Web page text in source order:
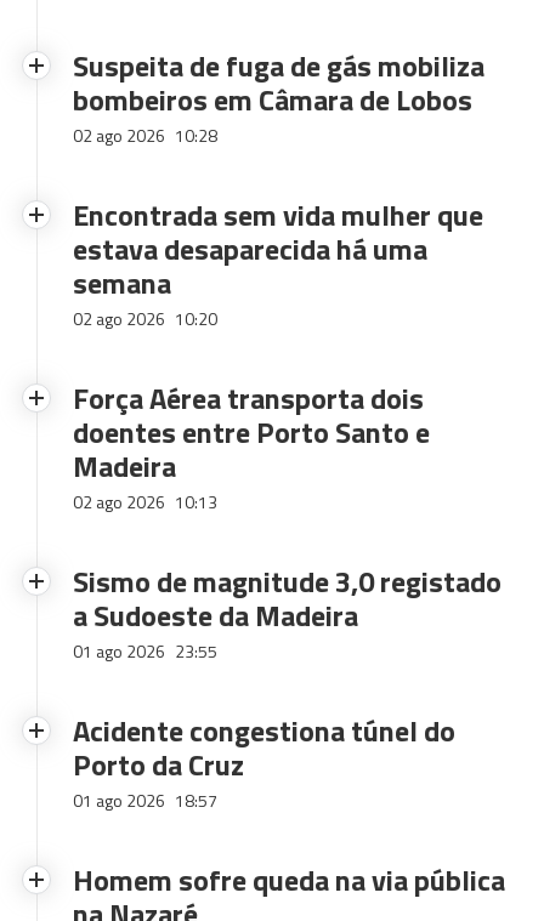
Suspeita de fuga de gás mobiliza
bombeiros em Câmara de Lobos
02 ago 2026 10:28
Encontrada sem vida mulher que
estava desaparecida há uma
semana
02 ago 2026 10:20
Força Aérea transporta dois
doentes entre Porto Santo e
Madeira
02 ago 2026 10:13
Sismo de magnitude 3,0 registado
a Sudoeste da Madeira
01 ago 2026 23:55
Acidente congestiona túnel do
Porto da Cruz
01 ago 2026 18:57
Homem sofre queda na via pública